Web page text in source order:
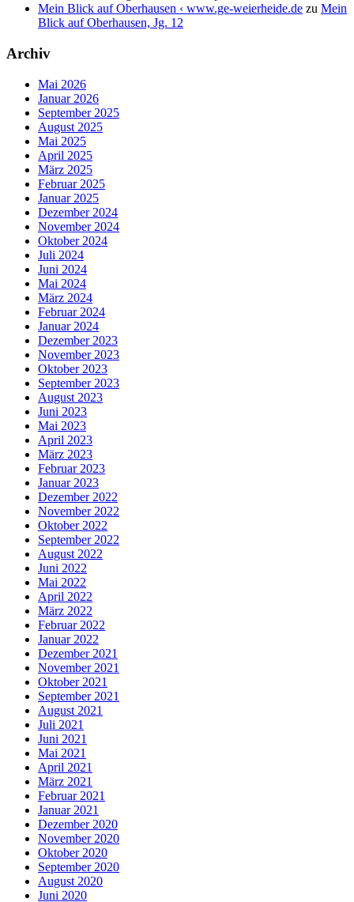
Mein Blick auf Oberhausen ‹ www.ge-weierheide.de zu Mein
Blick auf Oberhausen, Jg. 12
Archiv
Mai 2026
Januar 2026
September 2025
August 2025
Mai 2025
April 2025
März 2025
Februar 2025
Januar 2025
Dezember 2024
November 2024
Oktober 2024
Juli 2024
Juni 2024
Mai 2024
März 2024
Februar 2024
Januar 2024
Dezember 2023
November 2023
Oktober 2023
September 2023
August 2023
Juni 2023
Mai 2023
April 2023
März 2023
Februar 2023
Januar 2023
Dezember 2022
November 2022
Oktober 2022
September 2022
August 2022
Juni 2022
Mai 2022
April 2022
März 2022
Februar 2022
Januar 2022
Dezember 2021
November 2021
Oktober 2021
September 2021
August 2021
Juli 2021
Juni 2021
Mai 2021
April 2021
März 2021
Februar 2021
Januar 2021
Dezember 2020
November 2020
Oktober 2020
September 2020
August 2020
Juni 2020